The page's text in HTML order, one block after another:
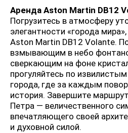
Аренда Aston Martin DB12
Погрузитесь в атмосферу
элегантности «города
Aston Martin DB12 Volante.
взмывающим в небо
сверкающим на фоне
прогуляйтесь по
города, где за каждым
история. Завершите
Петра — величественного
впечатляющего своей
и духовной силой.